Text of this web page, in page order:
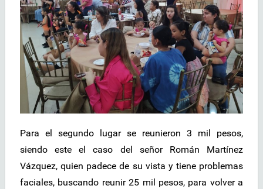
Para el segundo lugar se reunieron 3 mil pesos,
siendo este el caso del señor Román Martínez
Vázquez, quien padece de su vista y tiene problemas
faciales, buscando reunir 25 mil pesos, para volver a